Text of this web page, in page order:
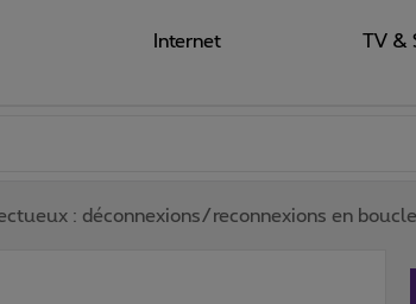
Internet TV &
: déconnexions/reconnexions en